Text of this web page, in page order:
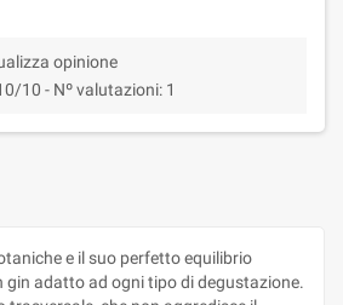
opinione
/10 - Nº valutazioni: 1
e il suo perfetto equilibrio
gin adatto ad ogni tipo di degustazione.